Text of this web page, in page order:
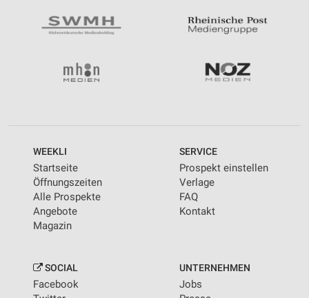
WEEKLI
Startseite
Öffnungszeiten
Alle Prospekte
Angebote
Magazin
SERVICE
Prospekt einstellen
Verlage
FAQ
Kontakt
SOCIAL
Facebook
UNTERNEHMEN
Jobs